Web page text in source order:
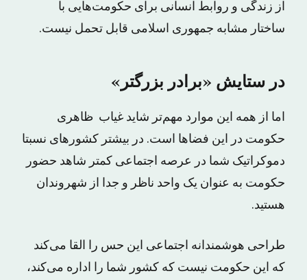
از زندگی و روابط انسانی برای حکومت‌هایی با
ساختار مشابه جمهوری اسلامی قابل تحمل نیست.
در ستایش «برادر بزرگتر»
اما از همه این موارد مهم‌تر شاید غیاب ظاهری
حکومت در این فضاها است. در بیشتر کشورهای نسبتا
دموکراتیک شما در عرصه اجتماعی کمتر شاهد حضور
حکومت به عنوان یک واحد ناظر و جدا از شهروندان
هستید.
طراحی هوشمندانه اجتماعی این حس را القا می‌کند
که این حکومت نیست که کشور شما را اداره می‌کند،